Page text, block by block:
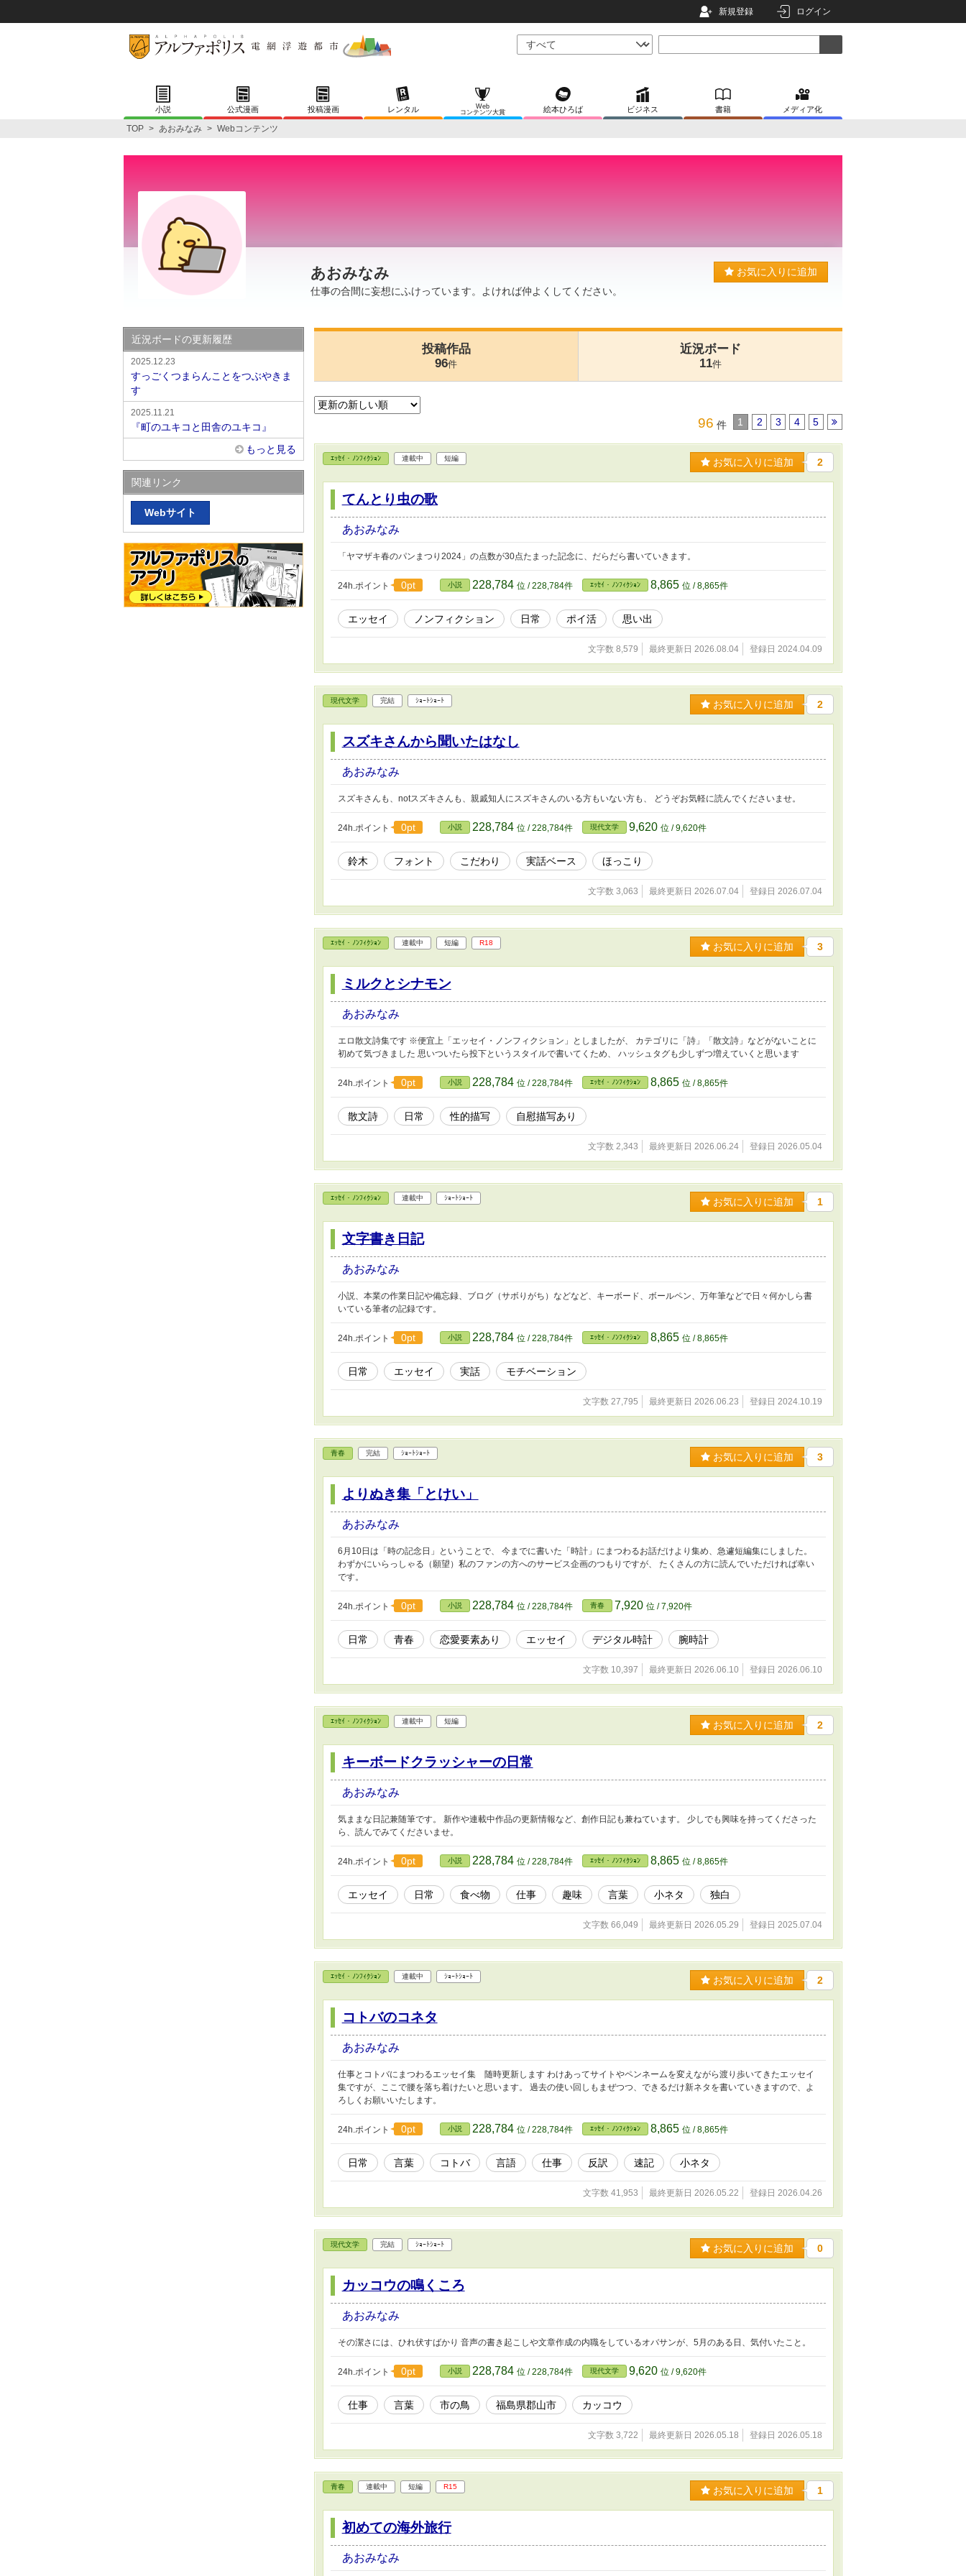
新規登録 ログイン
小説 公式漫画 投稿漫画 レンタル
Web
コンテンツ大賞
絵本ひろば ビジネス 書籍 メディア化
TOP > あおみなみ > Webコンテンツ
あおみなみ
仕事の合間に妄想にふけっています。よければ仲よくしてください。
お気に入りに追加
投稿作品
96件
近況ボード
11件
96 件 1 2 3 4 5
ｴｯｾｲ・ﾉﾝﾌｨｸｼｮﾝ 連載中 短編 お気に入りに追加 2
てんとり虫の歌
あおみなみ
「ヤマザキ春のパンまつり2024」の点数が30点たまった記念に、だらだら書いていきます。
24h.ポイント 0pt 小説 228,784 位 / 228,784件 ｴｯｾｲ・ﾉﾝﾌｨｸｼｮﾝ 8,865 位 / 8,865件
エッセイ ノンフィクション 日常 ポイ活 思い出
文字数 8,579 最終更新日 2026.08.04 登録日 2024.04.09
現代文学 完結 ｼｮｰﾄｼｮｰﾄ お気に入りに追加 2
スズキさんから聞いたはなし
あおみなみ
スズキさんも、notスズキさんも、親戚知人にスズキさんのいる方もいない方も、 どうぞお気軽に読んでくださいませ。
24h.ポイント 0pt 小説 228,784 位 / 228,784件 現代文学 9,620 位 / 9,620件
鈴木 フォント こだわり 実話ベース ほっこり
文字数 3,063 最終更新日 2026.07.04 登録日 2026.07.04
ｴｯｾｲ・ﾉﾝﾌｨｸｼｮﾝ 連載中 短編 R18 お気に入りに追加 3
ミルクとシナモン
あおみなみ
エロ散文詩集です ※便宜上「エッセイ・ノンフィクション」としましたが、 カテゴリに「詩」「散文詩」などがないことに
初めて気づきました 思いついたら投下というスタイルで書いてくため、 ハッシュタグも少しずつ増えていくと思います
24h.ポイント 0pt 小説 228,784 位 / 228,784件 ｴｯｾｲ・ﾉﾝﾌｨｸｼｮﾝ 8,865 位 / 8,865件
散文詩 日常 性的描写 自慰描写あり
文字数 2,343 最終更新日 2026.06.24 登録日 2026.05.04
ｴｯｾｲ・ﾉﾝﾌｨｸｼｮﾝ 連載中 ｼｮｰﾄｼｮｰﾄ お気に入りに追加 1
文字書き日記
あおみなみ
小説、本業の作業日記や備忘録、ブログ（サボりがち）などなど、キーボード、ボールペン、万年筆などで日々何かしら書
いている筆者の記録です。
24h.ポイント 0pt 小説 228,784 位 / 228,784件 ｴｯｾｲ・ﾉﾝﾌｨｸｼｮﾝ 8,865 位 / 8,865件
日常 エッセイ 実話 モチベーション
文字数 27,795 最終更新日 2026.06.23 登録日 2024.10.19
青春 完結 ｼｮｰﾄｼｮｰﾄ お気に入りに追加 3
よりぬき集「とけい」
あおみなみ
6月10日は「時の記念日」ということで、 今までに書いた「時計」にまつわるお話だけより集め、急遽短編集にしました。
わずかにいらっしゃる（願望）私のファンの方へのサービス企画のつもりですが、 たくさんの方に読んでいただければ幸い
です。
24h.ポイント 0pt 小説 228,784 位 / 228,784件 青春 7,920 位 / 7,920件
日常 青春 恋愛要素あり エッセイ デジタル時計 腕時計
文字数 10,397 最終更新日 2026.06.10 登録日 2026.06.10
ｴｯｾｲ・ﾉﾝﾌｨｸｼｮﾝ 連載中 短編 お気に入りに追加 2
キーボードクラッシャーの日常
あおみなみ
気ままな日記兼随筆です。 新作や連載中作品の更新情報など、創作日記も兼ねています。 少しでも興味を持ってくださった
ら、読んでみてくださいませ。
24h.ポイント 0pt 小説 228,784 位 / 228,784件 ｴｯｾｲ・ﾉﾝﾌｨｸｼｮﾝ 8,865 位 / 8,865件
エッセイ 日常 食べ物 仕事 趣味 言葉 小ネタ 独白
文字数 66,049 最終更新日 2026.05.29 登録日 2025.07.04
ｴｯｾｲ・ﾉﾝﾌｨｸｼｮﾝ 連載中 ｼｮｰﾄｼｮｰﾄ お気に入りに追加 2
コトバのコネタ
あおみなみ
仕事とコトバにまつわるエッセイ集 随時更新します わけあってサイトやペンネームを変えながら渡り歩いてきたエッセイ
集ですが、ここで腰を落ち着けたいと思います。 過去の使い回しもまぜつつ、できるだけ新ネタを書いていきますので、よ
ろしくお願いいたします。
24h.ポイント 0pt 小説 228,784 位 / 228,784件 ｴｯｾｲ・ﾉﾝﾌｨｸｼｮﾝ 8,865 位 / 8,865件
日常 言葉 コトバ 言語 仕事 反訳 速記 小ネタ
文字数 41,953 最終更新日 2026.05.22 登録日 2026.04.26
現代文学 完結 ｼｮｰﾄｼｮｰﾄ お気に入りに追加 0
カッコウの鳴くころ
あおみなみ
その潔さには、ひれ伏すばかり 音声の書き起こしや文章作成の内職をしているオバサンが、5月のある日、気付いたこと。
24h.ポイント 0pt 小説 228,784 位 / 228,784件 現代文学 9,620 位 / 9,620件
仕事 言葉 市の鳥 福島県郡山市 カッコウ
文字数 3,722 最終更新日 2026.05.18 登録日 2026.05.18
青春 連載中 短編 R15 お気に入りに追加 1
初めての海外旅行
あおみなみ
近況ボードの更新履歴
2025.12.23
すっごくつまらんことをつぶやきま
す
2025.11.21
『町のユキコと田舎のユキコ』
もっと見る
関連リンク
Webサイト